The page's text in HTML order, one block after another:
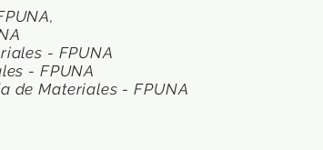
- FPUNA
- FPUNA
de Materiales - FPUNA